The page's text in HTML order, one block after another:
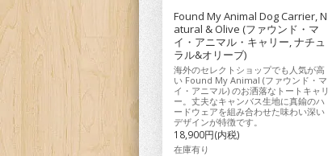
Found My Animal Dog Carrier, N
atural & Olive (ファウンド・マ
イ・アニマル・キャリー, ナチュ
ラル&オリーブ)
海外のセレクトショップでも人気が高
い Found My Animal (ファウンド・マ
イ・アニマル) のお洒落なトートキャリ
ー。丈夫なキャンバス生地に真鍮のハ
ードウェアを組み合わせた味わい深い
デザインが特徴です。
18,900円(内税)
在庫有り